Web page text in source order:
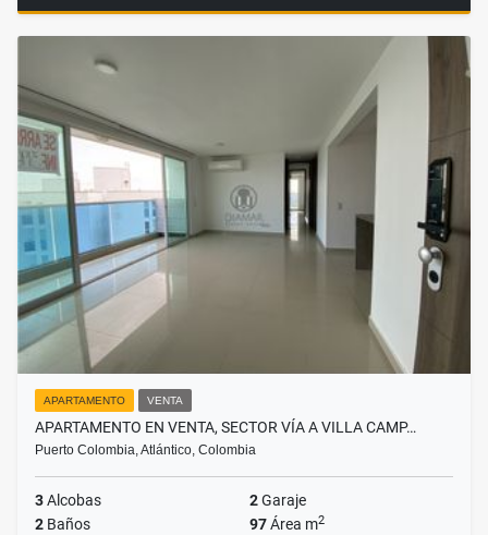
APARTAMENTO VENTA
APARTAMENTO EN VENTA, SECTOR VÍA A VILLA CAMP…
Puerto Colombia, Atlántico, Colombia
3Alcobas 2Garaje
2 Baños 97Área m2